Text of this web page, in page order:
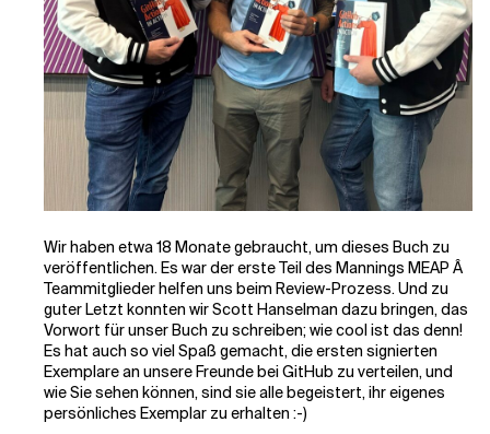
Wir haben etwa 18 Monate gebraucht, um dieses Buch zu
veröffentlichen. Es war der erste Teil des Mannings MEAP Â
Teammitglieder helfen uns beim Review-Prozess. Und zu
guter Letzt konnten wir Scott Hanselman dazu bringen, das
Vorwort für unser Buch zu schreiben; wie cool ist das denn!
Es hat auch so viel Spaß gemacht, die ersten signierten
Exemplare an unsere Freunde bei GitHub zu verteilen, und
wie Sie sehen können, sind sie alle begeistert, ihr eigenes
persönliches Exemplar zu erhalten :-)